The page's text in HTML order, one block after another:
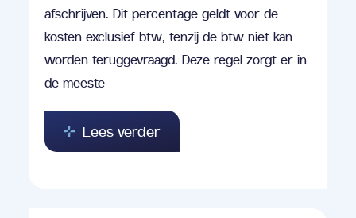
afschrijven. Dit percentage geldt voor de
kosten exclusief btw, tenzij de btw niet kan
worden teruggevraagd. Deze regel zorgt er in
de meeste
Lees verder